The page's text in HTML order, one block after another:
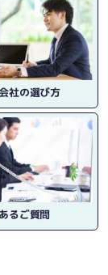
社の選び方
るご質問